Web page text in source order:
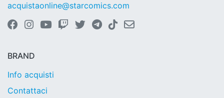
acquistaonline@starcomics.com
BRAND
Info acquisti
Contattaci